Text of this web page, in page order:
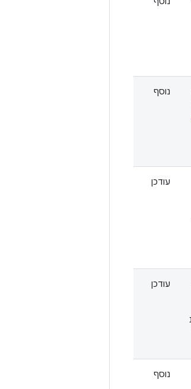
נוסף
עודכן
עודכן
נוסף